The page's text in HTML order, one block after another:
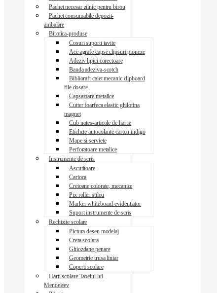
Pachet necesar zilnic pentru birou
Pachet consumabile depozit-
ambalare
Birotica-produse
Cosuri suporti tavite
Ace agrafe capse clipsuri pioneze
Adeziv lipici corectoare
Banda adeziva-scotch
Biblioraft caiet mecanic clipboard
file dosare
Capsatoare metalice
Cutter foarfeca elastic ghilotina
magnet
Cub notes-articole de hartie
Etichete autocolante carton indigo
Mape si serviete
Perforatoare metalice
Instrumente de scris
Ascutitoare
Carioca
Creioane colorate, mecanice
Pix roller stilou
Marker whiteboard evidentiator
Suport instrumente de scris
Rechizite scolare
Pictura desen modelaj
Creta scolara
Ghiozdane penare
Geometrie trusa liniar
Coperti scolare
Harti scolare Tabelul lui
Mendeleev